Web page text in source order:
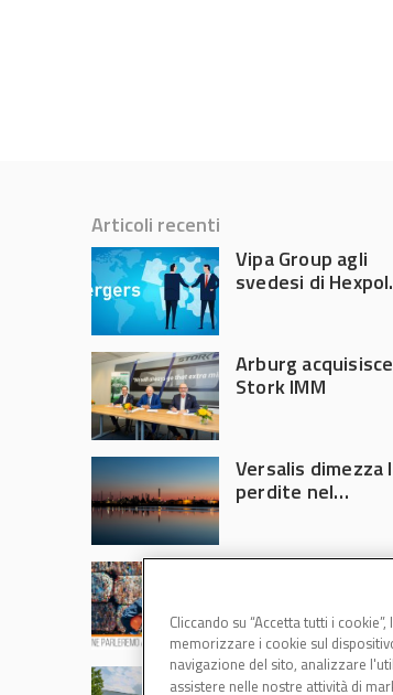
Articoli recenti
Vipa Group agli
svedesi di Hexpol
Arburg acquisisce
Stork IMM
Versalis dimezza
perdite nel
chiedono
intervento del
Governo
Basf Italia cresce
Cliccando su “Accetta tutti i
memorizzare i cookie sul
navigazione del sito, analizzare
assistere nelle nostre attività di